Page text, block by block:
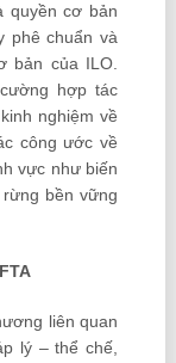
quyền cơ bản
phê chuẩn và
bản của ILO.
hợp tác
nghiệm về
công ước về
vực như biến
bền vững
liên quan
lý – thể chế,